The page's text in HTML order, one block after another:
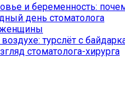
и беременность:
день стоматолога
женщины
турслёт с
стоматолога-хирурга